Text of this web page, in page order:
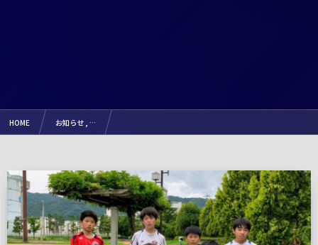
HOME お知らせ , …